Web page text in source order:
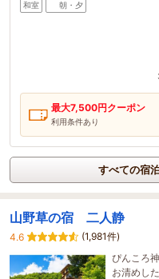
和室 朝・夕
最大7,500円クーポン
利用条件あり
すべての宿
山野草の宿 二人静
4.6
(1,981件)
ぴんころ
お清めし